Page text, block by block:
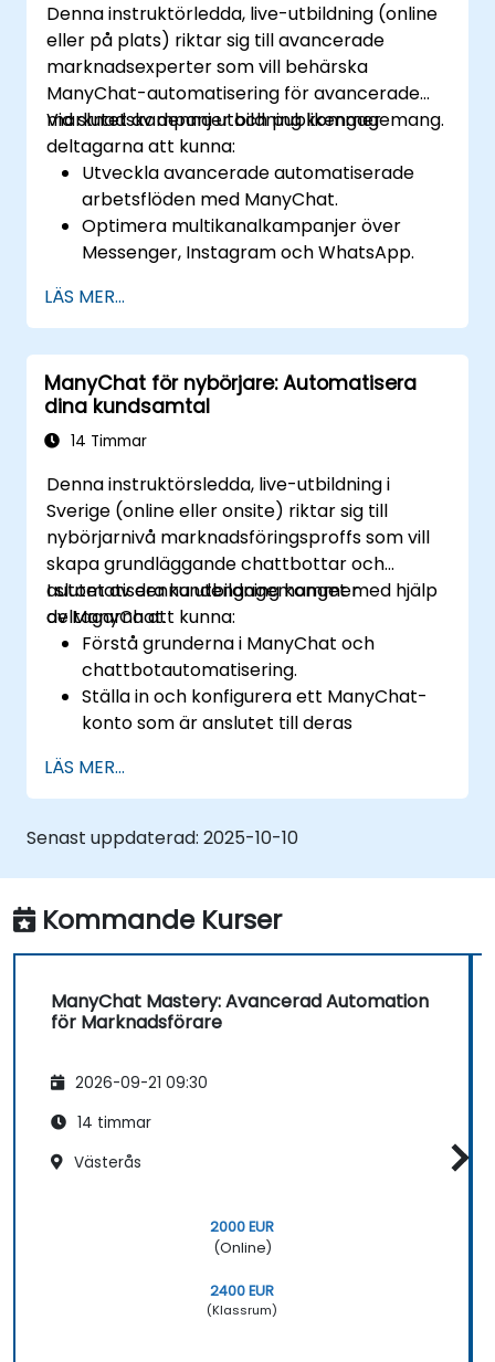
Denna instruktörledda, live-utbildning (online
eller på plats) riktar sig till avancerade
marknadsexperter som vill behärska
ManyChat-automatisering för avancerade
marknadskampanjer och publikengagemang.
Vid slutet av denna utbildning kommer
deltagarna att kunna:
Utveckla avancerade automatiserade
arbetsflöden med ManyChat.
Optimera multikanalkampanjer över
Messenger, Instagram och WhatsApp.
interaktioner.
Använda avancerad publiksegmentering
för personlig marknadsföring.
LÄS MER...
ManyChat för nybörjare: Automatisera
dina kundsamtal
14 Timmar
Denna instruktörsledda, live-utbildning i
Sverige (online eller onsite) riktar sig till
nybörjarnivå marknadsföringsproffs som vill
skapa grundläggande chattbottar och
automatisera kundengagemanget med hjälp
av ManyChat.
I slutet av denna utbildning kommer
deltagarna att kunna:
Förstå grunderna i ManyChat och
chattbotautomatisering.
Ställa in och konfigurera ett ManyChat-
konto som är anslutet till deras
Skapa grundläggande chattbottar för
leadgenerering och kundsupport.
Automatisera enkla
marknadsföringsarbetsflöden för att
förbättra kundengagemanget.
LÄS MER...
Senast uppdaterad: 2025-10-10
Kommande Kurser
ManyChat Mastery: Avancerad Automation
för Marknadsförare
2026-09-21 09:30
14 timmar
Västerås
2000 EUR
(Online)
2400 EUR
(Klassrum)